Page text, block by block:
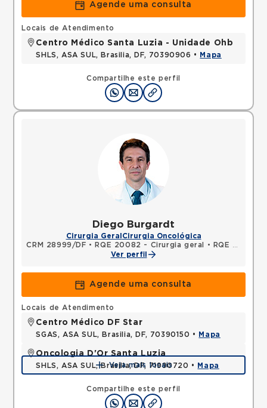
Agende uma consulta
Compartilhe este perfil
Locais de Atendimento
Centro Médico Santa Luzia - Unidade Ohb
SHLS, ASA SUL, Brasilia, DF, 70390906 • Mapa
Diego Burgardt
Cirurgia Geral Cirurgia Oncológica
CRM 28999/DF • RQE 20082 - Cirurgia geral •
RQE 20083 - Cirurgia oncológica
Ver perfil
Agende uma consulta
Compartilhe este perfil
Locais de Atendimento
Centro Médico DF Star
SGAS, ASA SUL, Brasilia, DF, 70390150 • Mapa
Oncologia D'Or Santa Luzia
SHLS, ASA SUL, Brasilia, DF, 71990720 • Mapa
Veja mais locais